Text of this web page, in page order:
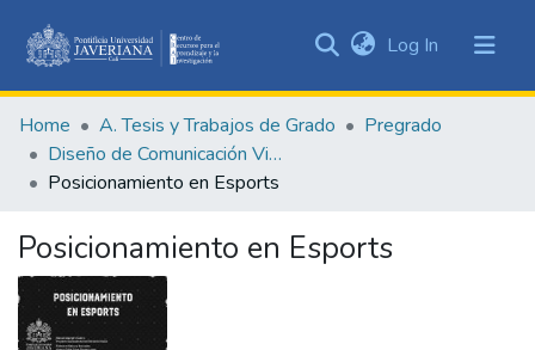
&
Collections
All of DSpace
Statistics
Log In (current)
Home A. Tesis y Trabajos de Grado
Pregrado
Diseño de Comunicación Visual
Posicionamiento en Esports
Posicionamiento en Esports